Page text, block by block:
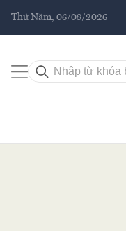
Thứ Năm, 06/08/2026